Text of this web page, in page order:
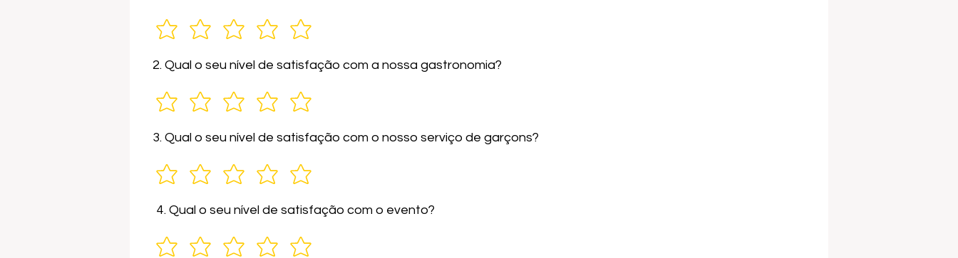
2. Qual o seu nível de satisfação com a nossa gastronomia?
3. Qual o seu nível de satisfação com o nosso serviço de garçons?
4. Qual o seu nível de satisfação com o evento?